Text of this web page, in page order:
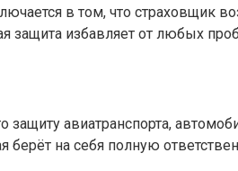
в том, что страховщик
защита избавляет от любых
авиатранспорта,
на себя полную